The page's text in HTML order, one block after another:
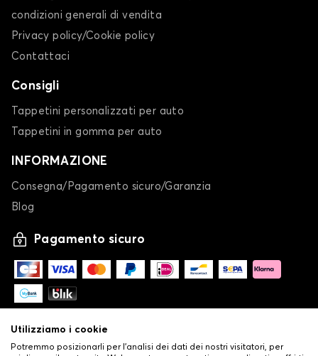
Tappetini per
SMART
SSANGYONG
Tappetini per
Tappetini per
Tappetini per
Tappetini per
condizioni generali di vendita
Privacy policy/Cookie policy
Contattaci
Consigli
Tappetini personalizzati per auto
Tappetini in gomma per auto
INFORMAZIONE
Consegna/Pagamento sicuro/Garanzia
Blog
Pagamento sicuro
Utilizziamo i cookie
Potremmo posizionarli per l'analisi dei dati dei nostri visitatori, per